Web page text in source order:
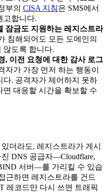
부의 CISA 지침은 SMS에서
고합니다.
잠금도 지원하는 레지스트라
침해되어도 모든 도메인의
않도록 합니다.
, 이전 요청에 대한 감사 로그
자가 가장 먼저 하는 행동이
다. 공격자가 제어하지 못하
대응할 시간을 확보할 수
더라도, 레지스트라가 게시
DNS 공급자—Cloudflare,
서버—를 가리킬 수 있습
근하면 레지스트라를 건드
레코드만 다시 쓰면 트래픽